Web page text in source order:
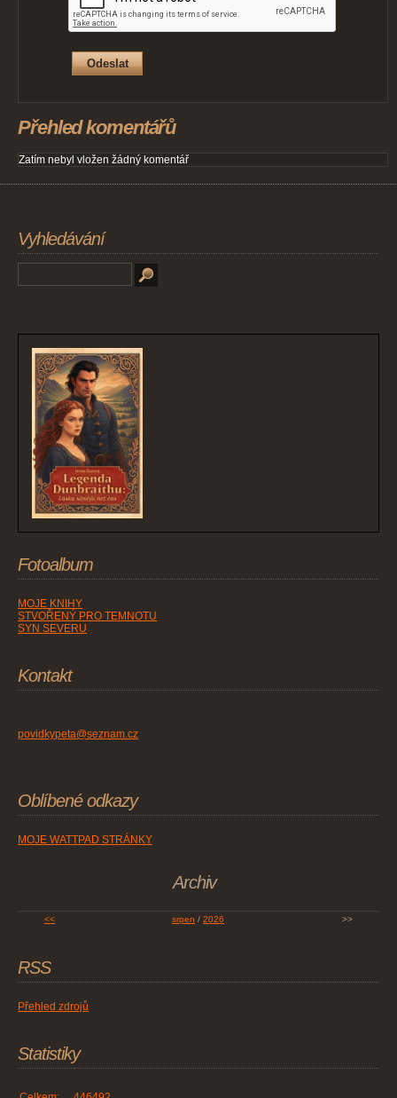
Přehled komentářů
Zatím nebyl vložen žádný komentář
Vyhledávání
Fotoalbum
MOJE KNIHY
STVOŘENÝ PRO TEMNOTU
SYN SEVERU
Kontakt
povidkypeta@seznam.cz
Oblíbené odkazy
MOJE WATTPAD STRÁNKY
Archiv
<< srpen / 2026 >>
RSS
Přehled zdrojů
Statistiky